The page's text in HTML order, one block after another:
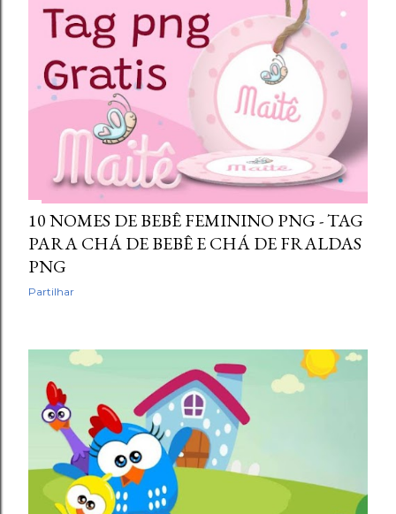
10 NOMES DE BEBÊ FEMININO PNG - TAG
PARA CHÁ DE BEBÊ E CHÁ DE FRALDAS
PNG
Partilhar